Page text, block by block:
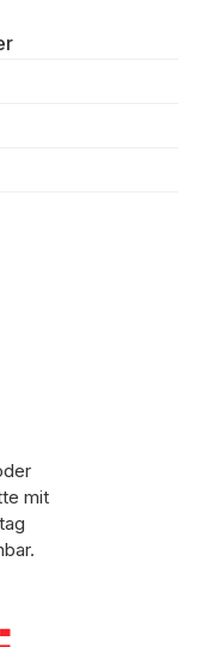
mit